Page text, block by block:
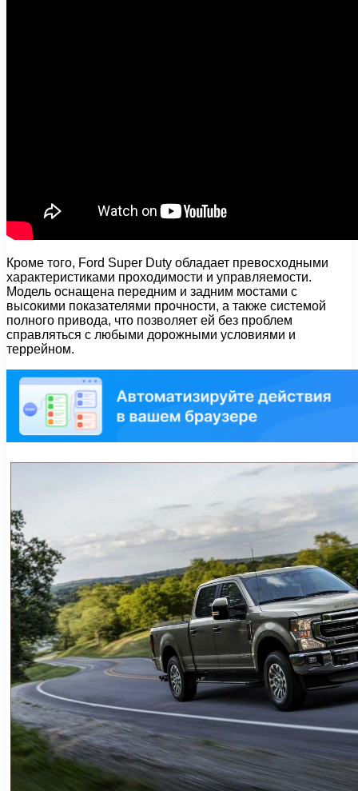
Кроме того, Ford Super Duty обладает превосходными
характеристиками проходимости и управляемости.
Модель оснащена передним и задним мостами с
высокими показателями прочности, а также системой
полного привода, что позволяет ей без проблем
справляться с любыми дорожными условиями и
террейном.